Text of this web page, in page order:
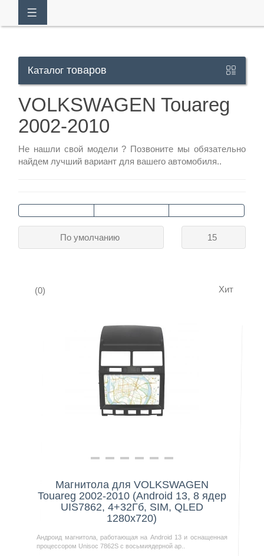
113-
Контакты
Каталог товаров
VOLKSWAGEN Touareg
2002-2010
Не нашли свой модели ? Позвоните мы обязательно
найдем лучший вариант для вашего автомобиля..
15
По умолчанию
(0) Хит
Нашли дешевле?
Магнитола для VOLKSWAGEN
Touareg 2002-2010 (Android 13, 8 ядер
UIS7862, 4+32Гб, SIM, QLED
1280x720)
Андроид магнитола, работающая на Android 13 и оснащенная
процессором Unisoc 7862S с восьмиядерной ар..